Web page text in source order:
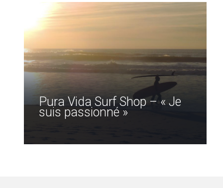
Pura Vida Surf Shop – « Je
suis passionné »